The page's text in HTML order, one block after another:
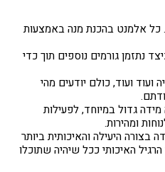
כל אלמנט בהכנת מנה באמצעות
נתזמן גורמים נוספים תוך כדי
ועוד, כולם יודעים מהי
גדול במיוחד, לפעילות
ומהירות.
היעילה והאיכותית ביותר
האיכותי ככל שיהיה שתוכלו